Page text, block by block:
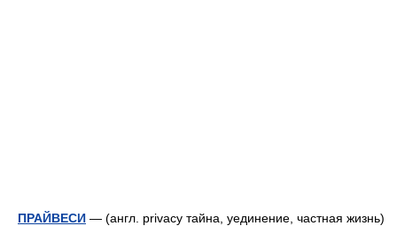
ПРАЙВЕСИ — (англ. privacy тайна, уединение, частная жизнь)